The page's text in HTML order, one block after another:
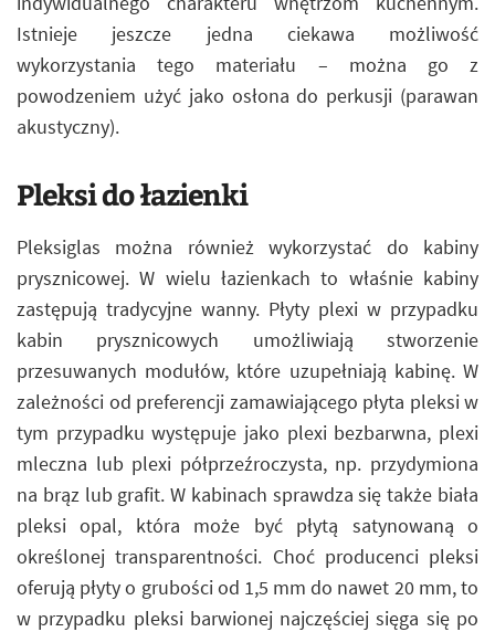
Istnieje jeszcze jedna ciekawa możliwość
wykorzystania tego materiału – można go z
powodzeniem użyć jako osłona do perkusji (parawan
akustyczny).
Pleksi do łazienki
Pleksiglas można również wykorzystać do kabiny
prysznicowej. W wielu łazienkach to właśnie kabiny
zastępują tradycyjne wanny. Płyty plexi w przypadku
kabin prysznicowych umożliwiają stworzenie
przesuwanych modułów, które uzupełniają kabinę. W
zależności od preferencji zamawiającego płyta pleksi w
tym przypadku występuje jako plexi bezbarwna, plexi
mleczna lub plexi półprzeźroczysta, np. przydymiona
na brąz lub grafit. W kabinach sprawdza się także biała
pleksi opal, która może być płytą satynowaną o
określonej transparentności. Choć producenci pleksi
oferują płyty o grubości od 1,5 mm do nawet 20 mm, to
w przypadku pleksi barwionej najczęściej sięga się po